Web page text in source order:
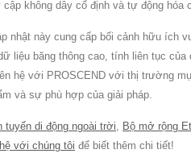
không dây cố định và tự động hóa
này cung cấp bối cảnh hữu ích
liệu băng thông cao, tính liên tục
hệ với PROSCEND với thị trường
và sự phù hợp của giải pháp.
tuyến di động ngoài trời Bộ mở rộng
hệ với chúng tôi để biết thêm chi tiết!